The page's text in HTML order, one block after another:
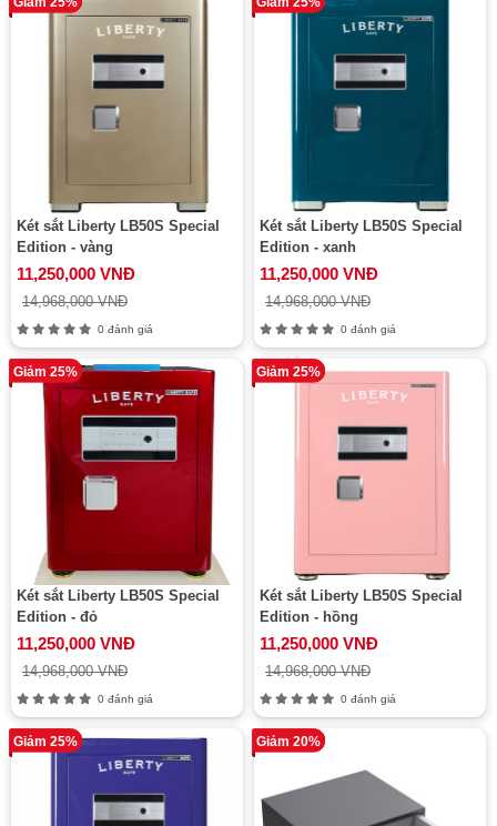
Két sắt Liberty LB50S Special
Edition - vàng
11,250,000 VNĐ
14,968,000 VNĐ
0 đánh giá
Két sắt Liberty LB50S Special
Edition - xanh
11,250,000 VNĐ
14,968,000 VNĐ
0 đánh giá
Giảm 25%
Két sắt Liberty LB50S Special
Edition - đỏ
11,250,000 VNĐ
14,968,000 VNĐ
0 đánh giá
Giảm 25%
Két sắt Liberty LB50S Special
Edition - hồng
11,250,000 VNĐ
14,968,000 VNĐ
0 đánh giá
Giảm 25% Giảm 20%